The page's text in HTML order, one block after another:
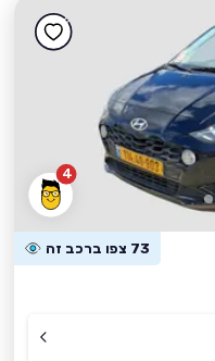
4
73 צפו ברכב זה